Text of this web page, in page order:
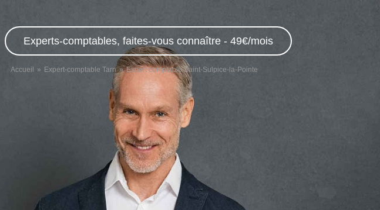
Experts-comptables, faites-vous connaître - 49€/mois
Accueil Expert-comptable Tarn Expert comptable Saint-Sulpice-la-Pointe